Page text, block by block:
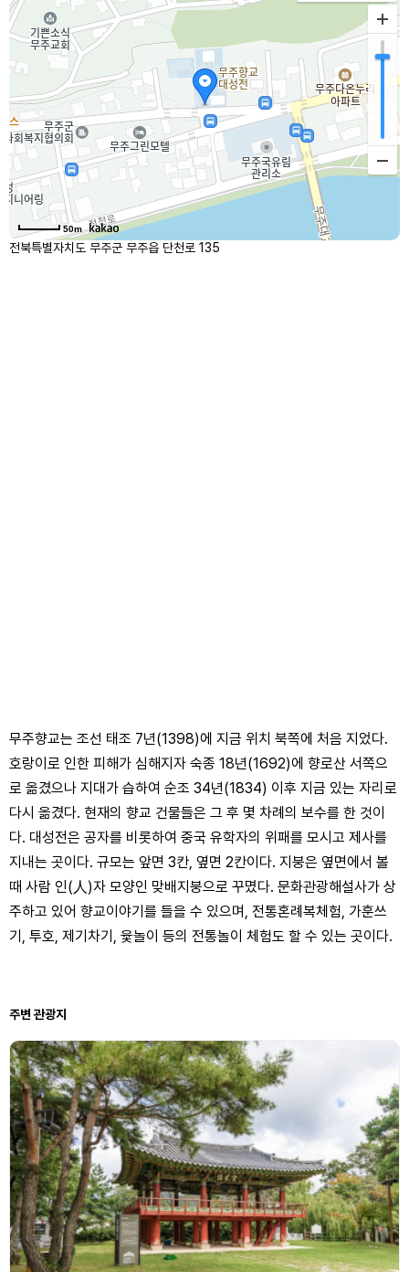
50m
전북특별자치도 무주군 무주읍 단천로 135
무주향교는 조선 태조 7년(1398)에 지금 위치 북쪽에 처음 지었다.
호랑이로 인한 피해가 심해지자 숙종 18년(1692)에 향로산 서쪽으
로 옮겼으나 지대가 습하여 순조 34년(1834) 이후 지금 있는 자리로
다시 옮겼다. 현재의 향교 건물들은 그 후 몇 차례의 보수를 한 것이
다. 대성전은 공자를 비롯하여 중국 유학자의 위패를 모시고 제사를
지내는 곳이다. 규모는 앞면 3칸, 옆면 2칸이다. 지붕은 옆면에서 볼
때 사람 인(人)자 모양인 맞배지붕으로 꾸몄다. 문화관광해설사가 상
주하고 있어 향교이야기를 들을 수 있으며, 전통혼례복체험, 가훈쓰
기, 투호, 제기차기, 윷놀이 등의 전통놀이 체험도 할 수 있는 곳이다.
주변 관광지